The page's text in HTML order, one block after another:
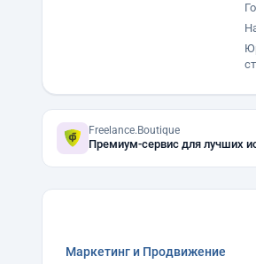
Freelance.Boutique
Премиум-сервис для лучших
Маркетинг и Продвижение